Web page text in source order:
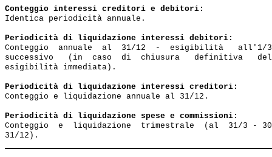
Conteggio interessi creditori e debitori:
Identica periodicità annuale.
Periodicità di liquidazione interessi debitori:
Conteggio  annuale  al  31/12  -  esigibilità   all'1/
successivo   (in  caso  di  chiusura   definitiva
esigibilità immediata).
Periodicità di liquidazione interessi creditori:
Conteggio e liquidazione annuale al 31/12.
Periodicità di liquidazione spese e commissioni:
Conteggio  e  liquidazione  trimestrale  (al  31/3 -